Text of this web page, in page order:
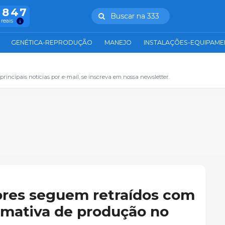
Buscar na 333
GENÉTICA-REPRODUÇÃO MANEJO INSTALAÇÕES-
notícias por e-mail, se inscreva em nossa newsletter.
seguem retraídos com
de produção no